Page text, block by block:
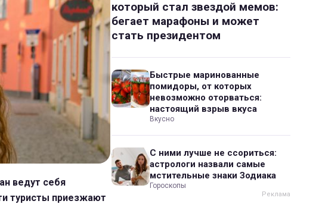
ведут себя
туристы приезжают
который стал звездой мемов:
бегает марафоны и может
стать президентом
Быстрые маринованные
помидоры, от которых
невозможно оторваться:
настоящий взрыв вкуса
Вкусно
С ними лучше не ссориться:
астрологи назвали самые
мстительные знаки Зодиака
Гороскопы